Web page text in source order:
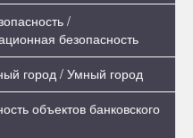
/
безопасность
город / Умный город
объектов банковского